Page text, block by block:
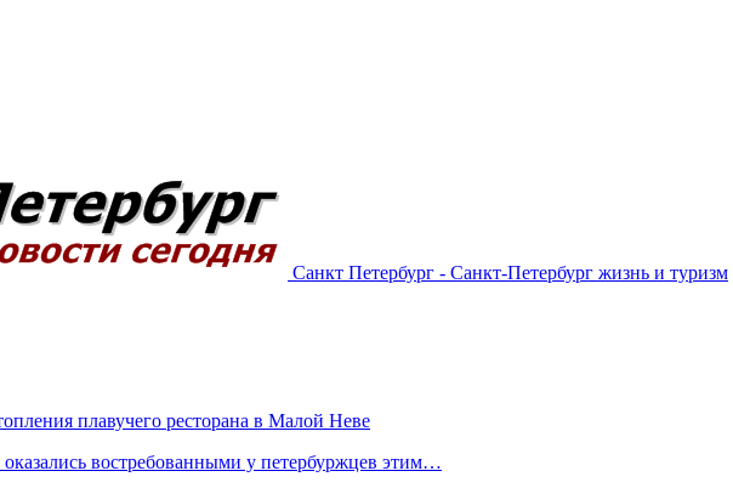
Санкт Петербург - Санкт-Петербург жизнь и туризм
плавучего ресторана в Малой Неве
востребованными у петербуржцев этим…